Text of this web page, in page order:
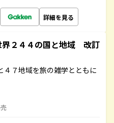
詳細を見る
２４４の国と地域 改訂
４７地域を旅の雑学とともに